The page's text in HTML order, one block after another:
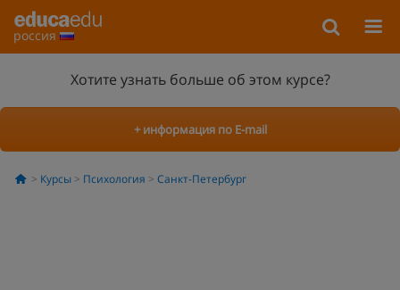
россия
Хотите узнать больше об этом курсе?
+ информация по E-mail
Курсы Психология Санкт-Петербург